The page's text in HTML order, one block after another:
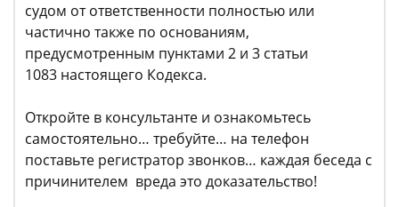
судом от ответственности полностью или
частично также по основаниям,
предусмотренным пунктами 2 и 3 статьи
1083 настоящего Кодекса.
Откройте в консультанте и ознакомьтесь
самостоятельно… требуйте… на телефон
поставьте регистратор звонков… каждая беседа с
причинителем вреда это доказательство!